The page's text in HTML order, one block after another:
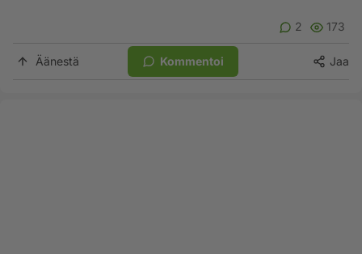
2 173
Äänestä Kommentoi Jaa